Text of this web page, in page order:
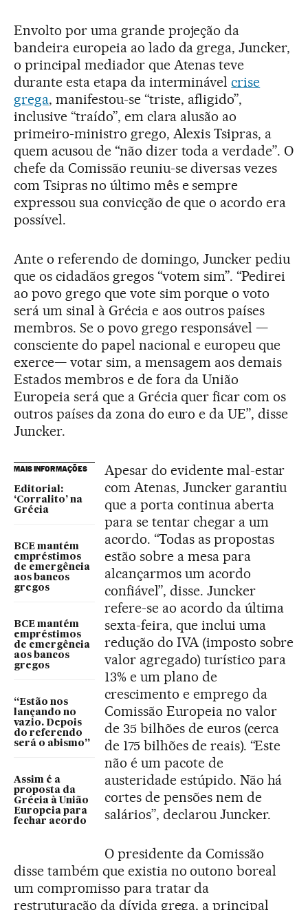
Envolto por uma grande projeção da
bandeira europeia ao lado da grega, Juncker,
o principal mediador que Atenas teve
durante esta etapa da interminávelcrise
grega, manifestou-se “triste, afligido”,
inclusive “traído”, em clara alusão ao
primeiro-ministro grego, Alexis Tsipras, a
quem acusou de “não dizer toda a verdade”. O
chefe da Comissão reuniu-se diversas vezes
com Tsipras no último mês e sempre
expressou sua convicção de que o acordo era
possível.
Ante o referendo de domingo, Juncker pediu
que os cidadãos gregos “votem sim”. “Pedirei
ao povo grego que vote sim porque o voto
será um sinal à Grécia e aos outros países
membros. Se o povo grego responsável —
consciente do papel nacional e europeu que
exerce— votar sim, a mensagem aos demais
Estados membros e de fora da União
Europeia será que a Grécia quer ficar com os
outros países da zona do euro e da UE”, disse
Juncker.
MAIS INFORMAÇÕES
Editorial:
‘Corralito’ na
Grécia
BCE mantém
empréstimos
de emergência
aos bancos
gregos
BCE mantém
empréstimos
de emergência
aos bancos
gregos
“Estão nos
lançando no
vazio. Depois
do referendo
será o abismo”
Assim é a
proposta da
Grécia à União
Europeia para
fechar acordo
Apesar do evidente mal-estar
com Atenas, Juncker garantiu
que a porta continua aberta
para se tentar chegar a um
acordo. “Todas as propostas
estão sobre a mesa para
alcançarmos um acordo
confiável”, disse. Juncker
refere-se ao acordo da última
sexta-feira, que inclui uma
redução do IVA (imposto sobre
valor agregado) turístico para
13% e um plano de
crescimento e emprego da
Comissão Europeia no valor
de 35 bilhões de euros (cerca
de 175 bilhões de reais). “Este
não é um pacote de
austeridade estúpido. Não há
cortes de pensões nem de
salários”, declarou Juncker.
O presidente da Comissão
disse também que existia no outono boreal
um compromisso para tratar da
restruturação da dívida grega, a principal